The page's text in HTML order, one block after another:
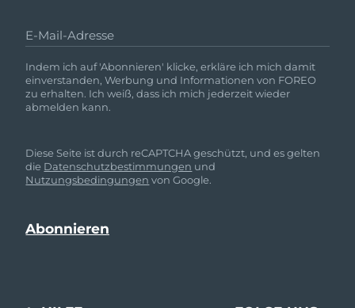
E-Mail-Adresse
Indem ich auf 'Abonnieren' klicke, erkläre ich mich damit
einverstanden, Werbung und Informationen von FOREO
zu erhalten. Ich weiß, dass ich mich jederzeit wieder
abmelden kann.
Diese Seite ist durch reCAPTCHA geschützt, und es gelten
die Datenschutzbestimmungen und
Nutzungsbedingungen von Google.